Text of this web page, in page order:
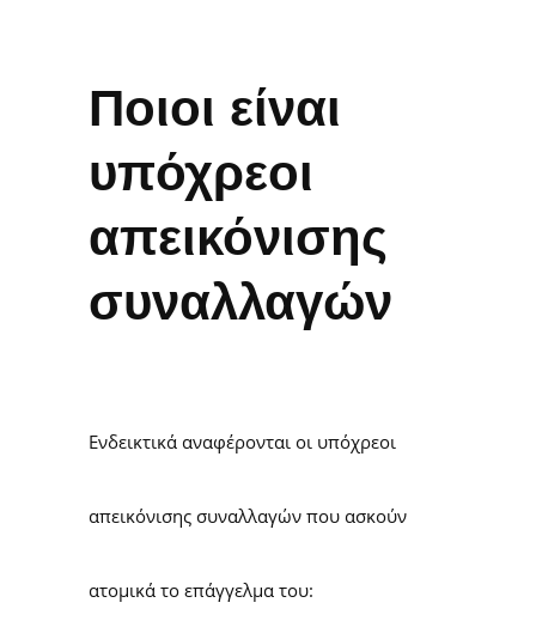
Ποιοι είναι
υπόχρεοι
απεικόνισης
συναλλαγών
Ενδεικτικά αναφέρονται οι υπόχρεοι
απεικόνισης συναλλαγών που ασκούν
ατομικά το επάγγελμα του: